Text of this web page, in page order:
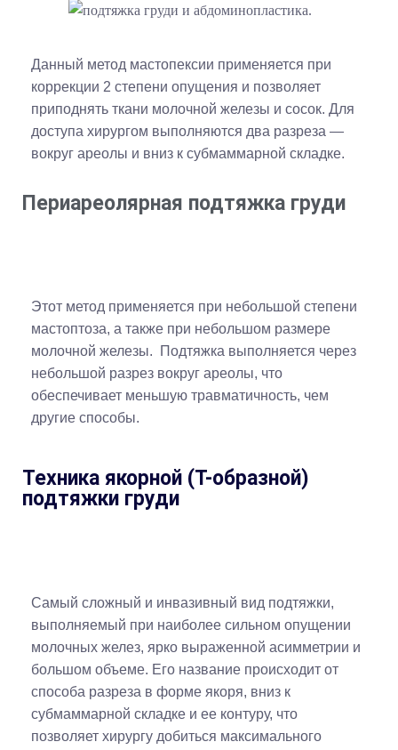
Данный метод мастопексии применяется при
коррекции 2 степени опущения и позволяет
приподнять ткани молочной железы и сосок. Для
доступа хирургом выполняются два разреза —
вокруг ареолы и вниз к субмаммарной складке.
Периареолярная подтяжка груди
Этот метод применяется при небольшой степени
мастоптоза, а также при небольшом размере
молочной железы. Подтяжка выполняется через
небольшой разрез вокруг ареолы, что
обеспечивает меньшую травматичность, чем
другие способы.
Техника якорной (Т-образной)
подтяжки груди
Самый сложный и инвазивный вид подтяжки,
выполняемый при наиболее сильном опущении
молочных желез, ярко выраженной асимметрии и
большом объеме. Его название происходит от
способа разреза в форме якоря, вниз к
субмаммарной складке и ее контуру, что
позволяет хирургу добиться максимального